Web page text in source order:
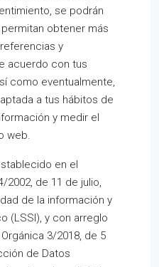
se podrán
obtener más
y
acuerdo con tus
como eventualmente,
a tus hábitos de
y medir el
web.
en el
2002, de 11 de julio,
de la información y
(LSSI), y con arreglo
3/2018, de 5
de Datos